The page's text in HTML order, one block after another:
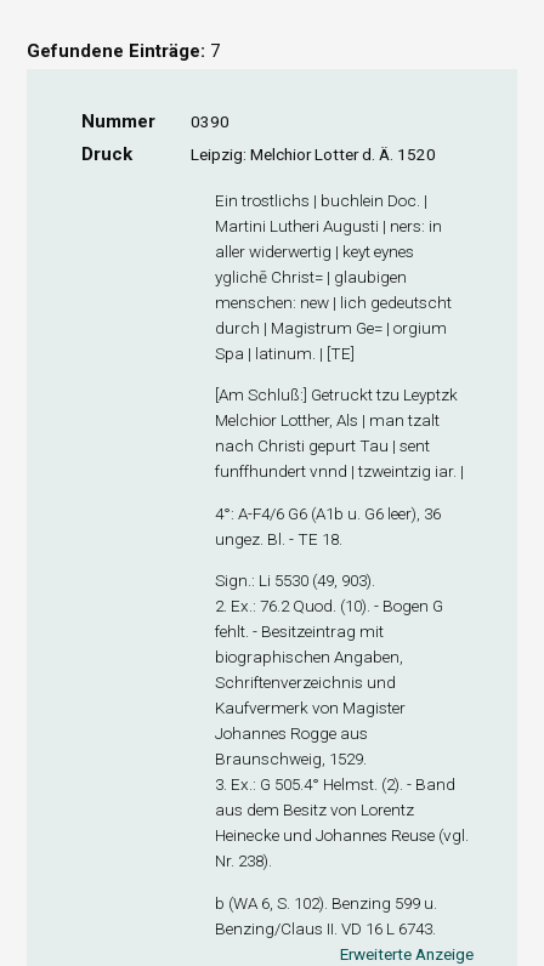
Gefundene Einträge: 7
Nummer 0390
Druck Leipzig: Melchior Lotter d. Ä. 1520
Ein trostlichs | buchlein Doc. |
Martini Lutheri Augusti | ners: in
aller widerwertig | keyt eynes
yglichē Christ= | glaubigen
menschen: new | lich gedeutscht
durch | Magistrum Ge= | orgium
Spa | latinum. | [TE]
[Am Schluß:] Getruckt tzu Leyptzk
Melchior Lotther, Als | man tzalt
nach Christi gepurt Tau | sent
funffhundert vnnd | tzweintzig iar. |
4°: A-F4/6 G6 (A1b u. G6 leer), 36
ungez. Bl. - TE 18.
Sign.: Li 5530 (49, 903).
2. Ex.: 76.2 Quod. (10). - Bogen G
fehlt. - Besitzeintrag mit
biographischen Angaben,
Schriftenverzeichnis und
Kaufvermerk von Magister
Johannes Rogge aus
Braunschweig, 1529.
3. Ex.: G 505.4° Helmst. (2). - Band
aus dem Besitz von Lorentz
Heinecke und Johannes Reuse (vgl.
Nr. 238).
b (WA 6, S. 102). Benzing 599 u.
Benzing/Claus II. VD 16 L 6743.
Erweiterte Anzeige